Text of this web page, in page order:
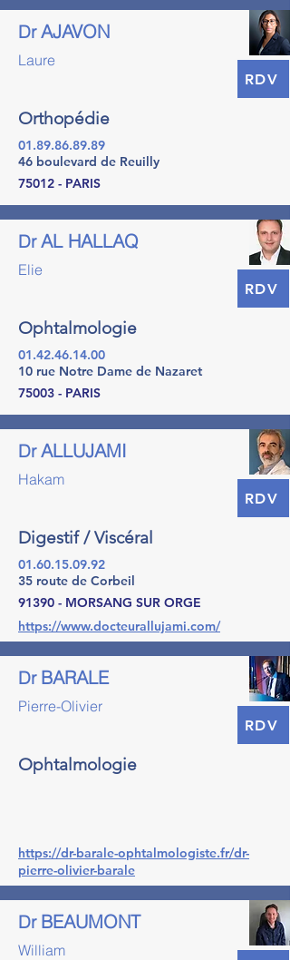
AJAVON
Dr
Laure
RDV
Orthopédie
01.89.86.89.89
46 boulevard de Reuilly
75012 - PARIS
AL HALLAQ
Dr
Elie
RDV
Ophtalmologie
01.42.46.14.00
10 rue Notre Dame de Nazaret
75003 - PARIS
ALLUJAMI
Dr
Hakam
RDV
Digestif / Viscéral
01.60.15.09.92
35 route de Corbeil
91390 - MORSANG SUR ORGE
https://www.docteurallujami.com/
BARALE
Dr
Pierre-Olivier
RDV
Ophtalmologie
https://dr-barale-ophtalmologiste.fr/dr-
pierre-olivier-barale
BEAUMONT
Dr
William